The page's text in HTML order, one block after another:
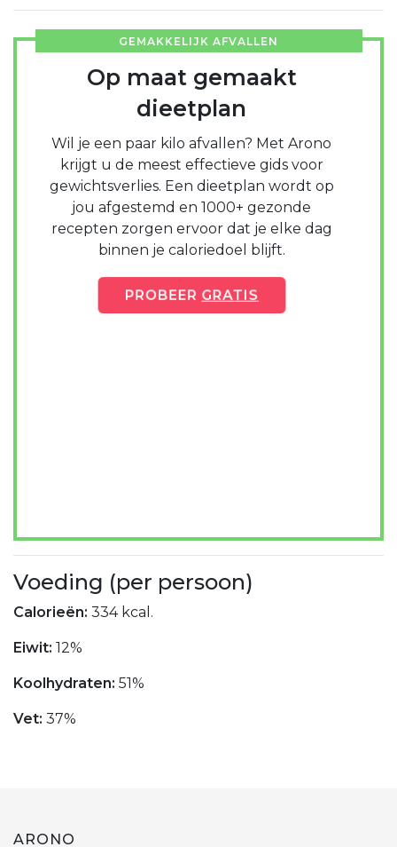
GEMAKKELIJK AFVALLEN
Op maat gemaakt
dieetplan
Wil je een paar kilo afvallen? Met Arono
krijgt u de meest effectieve gids voor
gewichtsverlies. Een dieetplan wordt op
jou afgestemd en 1000+ gezonde
recepten zorgen ervoor dat je elke dag
binnen je caloriedoel blijft.
PROBEER GRATIS
Voeding (per persoon)
Calorieën: 334 kcal.
Eiwit: 12%
Koolhydraten: 51%
Vet: 37%
ARONO